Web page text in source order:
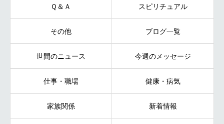
Ｑ＆Ａ スピリチュアル
その他 ブログ一覧
世間のニュース 今週のメッセージ
仕事・職場 健康・病気
家族関係 新着情報